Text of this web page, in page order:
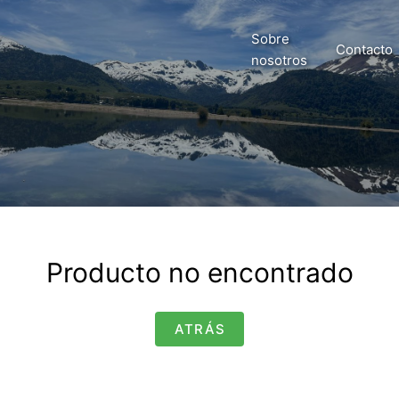
Sobre
nosotros
Contacto
Producto no encontrado
ATRÁS